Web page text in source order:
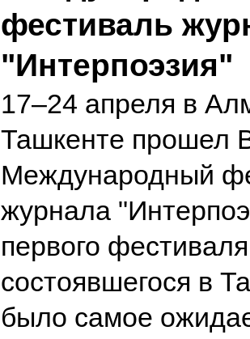
фестиваль
"Интерпоэзия"
17–24 апреля в
Ташкенте прошел
Международный
журнала
первого
состоявшегося в
было самое